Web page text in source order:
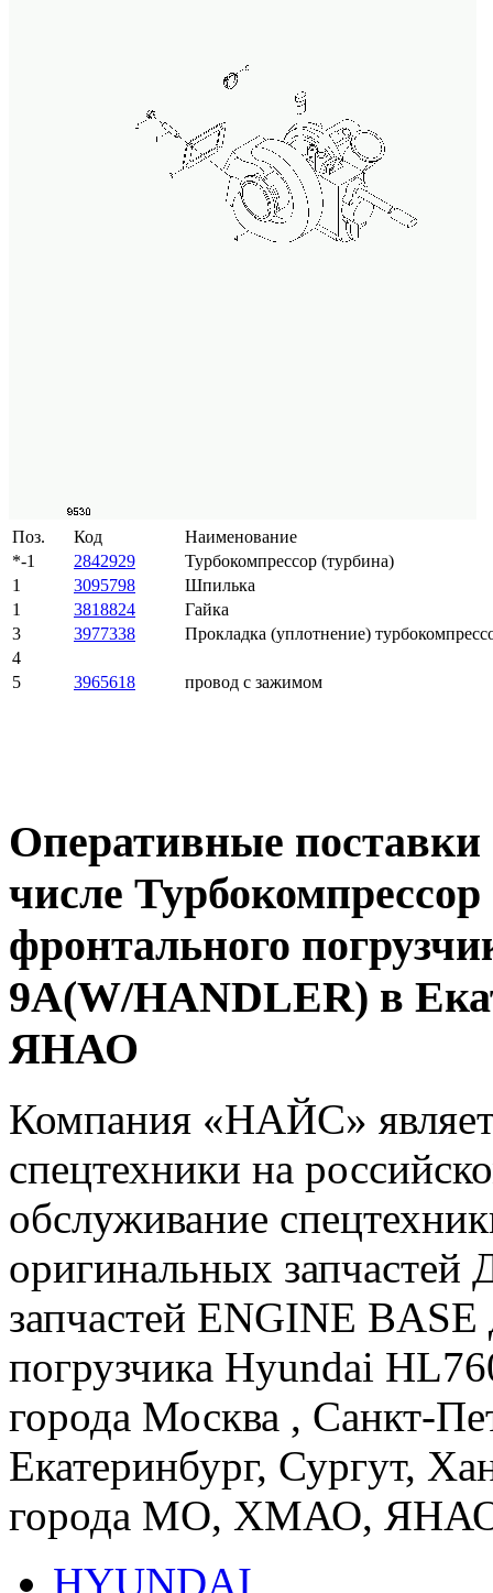
Поз. Код
Наименование
*-1
2842929
Турбокомпрессор (турбина)
1
3095798
Шпилька
1
3818824
Гайка
3
3977338
Прокладка (уплотнение)
4
5
3965618 провод с зажимом
Оперативные поставки
числе
фронтального
9A(W/HANDLER) в
ЯНАО
Компания «НАЙС»
спецтехники на
обслуживание
оригинальных запчастей
запчастей ENGINE BASE
погрузчика Hyundai
города Москва , Санкт-
Екатеринбург, Сургут,
города МО, ХМАО,
HYUNDAI